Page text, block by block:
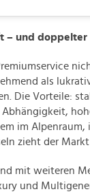
– und doppelter
als
Die Vorteile:
im Alpenraum,
zieht der Markt
mit weiteren
und